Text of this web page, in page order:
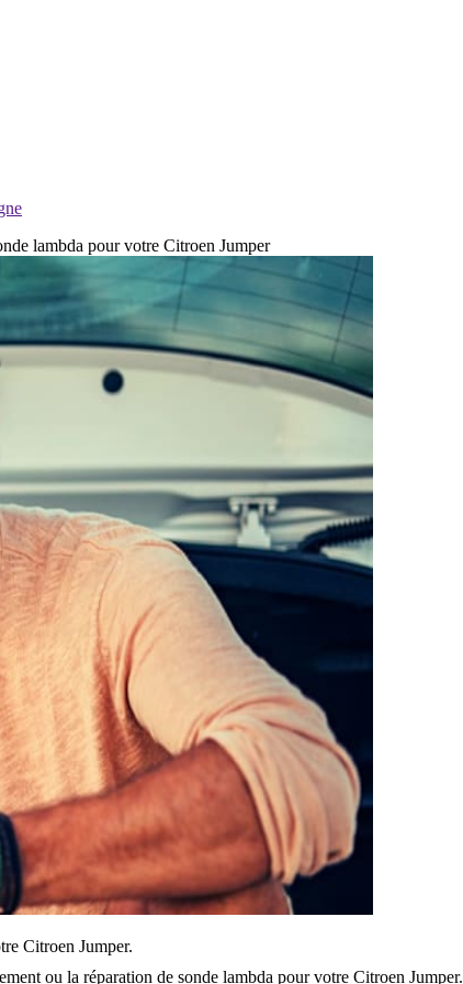
lambda pour votre Citroen Jumper
Citroen Jumper.
ou la réparation de sonde lambda pour votre Citroen Jumper.